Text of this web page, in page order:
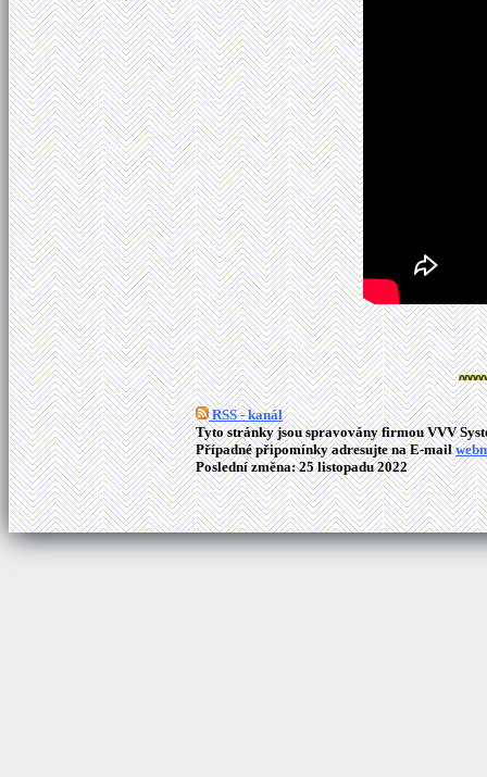
RSS - kanál
Tyto stránky jsou spravovány firmou VVV
Případné připomínky adresujte na E-mail
Poslední změna: 25 listopadu 2022